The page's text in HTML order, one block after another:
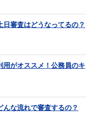
審査はどうなってるの？
用がオススメ！公務員のキ
な流れで審査するの？